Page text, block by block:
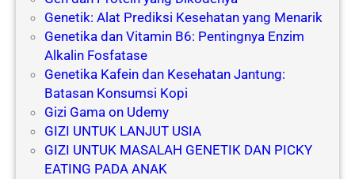
Genetik: Alat Prediksi Kesehatan yang Menarik
Genetika dan Vitamin B6: Pentingnya Enzim
Alkalin Fosfatase
Genetika Kafein dan Kesehatan Jantung:
Batasan Konsumsi Kopi
Gizi Gama on Udemy
GIZI UNTUK LANJUT USIA
GIZI UNTUK MASALAH GENETIK DAN PICKY
EATING PADA ANAK